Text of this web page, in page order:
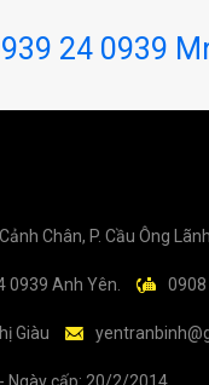
24 0939
Chân, P. Cầu Ông
0939 Anh Yên. 0908
Giàu